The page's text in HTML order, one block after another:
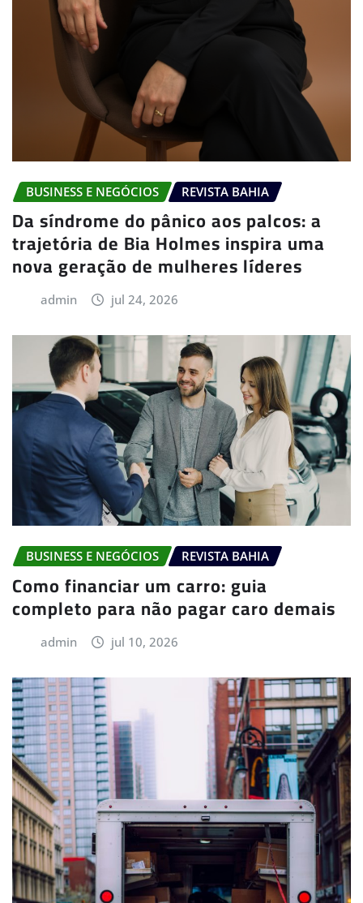
BUSINESS E NEGÓCIOS REVISTA BAHIA
Da síndrome do pânico aos palcos: a
trajetória de Bia Holmes inspira uma
nova geração de mulheres líderes
admin jul 24, 2026
BUSINESS E NEGÓCIOS REVISTA BAHIA
Como financiar um carro: guia
completo para não pagar caro demais
admin jul 10, 2026